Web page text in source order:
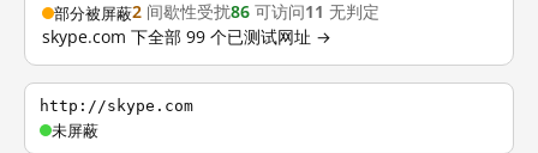
部分被屏蔽2 间歇性受扰86 可访问11 无判定
skype.com 下全部 99 个已测试网址 →
http://skype.com
未屏蔽